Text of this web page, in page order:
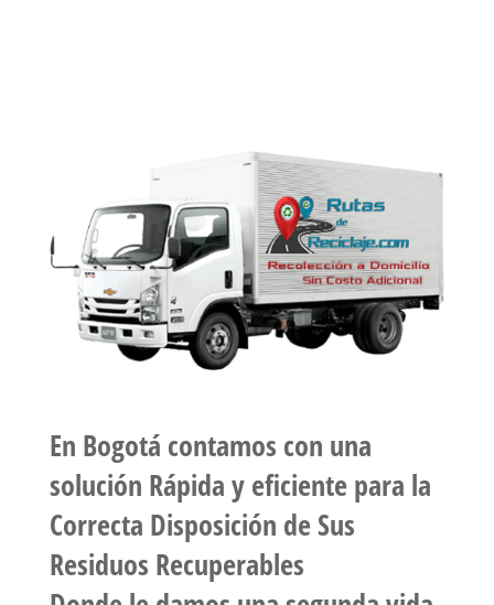
En Bogotá contamos con una
solución Rápida y eficiente para la
Correcta Disposición de Sus
Residuos Recuperables